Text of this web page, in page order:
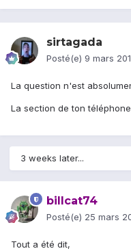
sirtagada
Posté(e) 9 mars
La question n'est
La section de ton
3 weeks later...
billcat74
Posté(e) 25 mars
Tout a été dit,